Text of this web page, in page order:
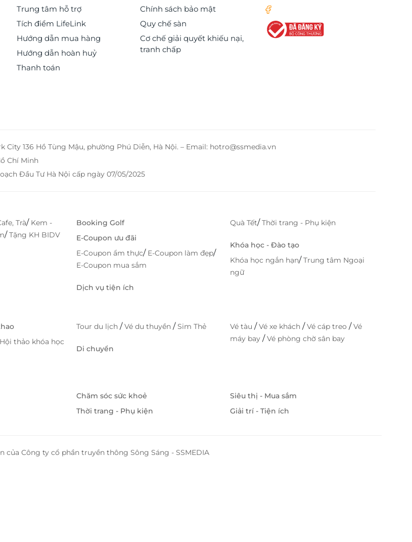
Trung tâm hỗ trợ
Tích điểm LifeLink
Hướng dẫn mua hàng
Hướng dẫn hoàn huỷ
Thanh toán
Chính sách bảo mật
Quy chế sàn
Cơ chế giải quyết khiếu nại,
tranh chấp
City 136 Hồ Tùng Mậu, phường Phú Diễn, Hà Nội. – Email: hotro@ssmedia.vn
Chí Minh
Đầu Tư Hà Nội cấp ngày 07/05/2025
Trà/ Kem -
/Tặng KH BIDV
Booking Golf
E-Coupon ưu đãi
E-Coupon ẩm thực/ E-Coupon làm đẹp/
E-Coupon mua sắm
Dịch vụ tiện ích
Quà Tết/Thời trang - Phụ kiện
Khóa học - Đào tạo
Khóa học ngắn hạn/Trung tâm Ngoại
ngữ
Hội thảo khóa học
Tour du lịch /Vé du thuyền /Sim Thẻ
Di chuyển
Vé tàu /Vé xe khách /Vé cáp treo /Vé
máy bay /Vé phòng chờ sân bay
Chăm sóc sức khoẻ
Thời trang - Phụ kiện
Siêu thị - Mua sắm
Giải trí - Tiện ích
của Công ty cổ phần truyền thông Sông Sáng - SSMEDIA